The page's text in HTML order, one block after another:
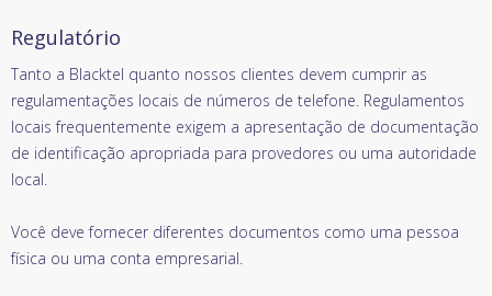
Regulatório
Tanto a Blacktel quanto nossos clientes devem cumprir as
regulamentações locais de números de telefone. Regulamentos
locais frequentemente exigem a apresentação de documentação
de identificação apropriada para provedores ou uma autoridade
local.
Você deve fornecer diferentes documentos como uma pessoa
física ou uma conta empresarial.